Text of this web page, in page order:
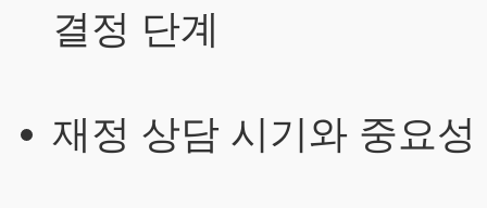
결정 단계
재정 상담 시기와 중요성